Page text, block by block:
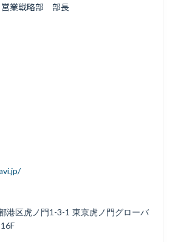
業戦略部 部長
港区虎ノ門1-3-1 東京虎ノ門グローバ